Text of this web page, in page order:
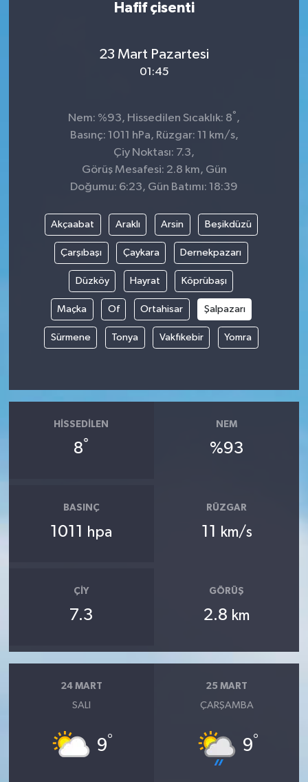
Hafif çisenti
23 Mart Pazartesi
01:45
Nem: %93, Hissedilen Sıcaklık: 8°,
Basınç: 1011 hPa, Rüzgar: 11 km/s,
Çiy Noktası: 7.3,
Görüş Mesafesi: 2.8 km, Gün
Doğumu: 6:23, Gün Batımı: 18:39
Akçaabat Araklı Arsin Beşikdüzü
Çarşıbaşı Çaykara Dernekpazarı
Düzköy Hayrat Köprübaşı
Maçka Of Ortahisar Şalpazarı
Sürmene Tonya Vakfıkebir Yomra
HISSEDILEN
8°
NEM
%93
BASINÇ
1011 hpa
RÜZGAR
11 km/s
ÇIY
7.3
GÖRÜŞ
2.8 km
24 MART
SALI
9°
25 MART
ÇARŞAMBA
9°